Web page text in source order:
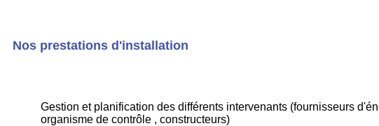
Nos prestations d'installation
Gestion et planification des différents intervenants (fournisseurs
organisme de contrôle , constructeurs)